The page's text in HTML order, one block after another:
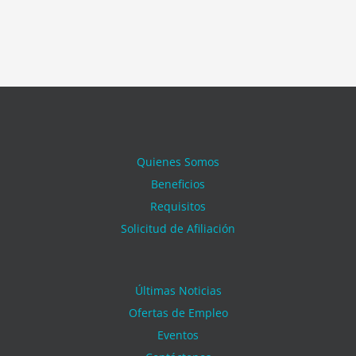
Quienes Somos
Beneficios
Requisitos
Solicitud de Afiliación
Últimas Noticias
Ofertas de Empleo
Eventos